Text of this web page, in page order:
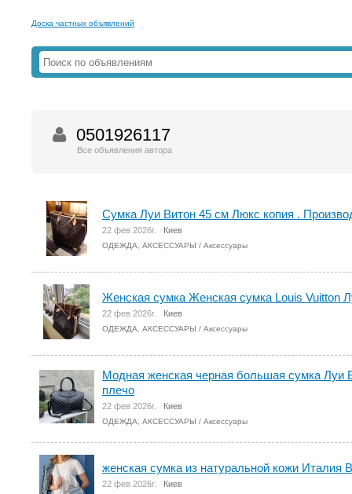
Доска частных объявлений
0501926117
Все объявления автора
Сумка Луи Витон 45 см Люкс копия .
22 фев 2026г. Киев
ОДЕЖДА, АКСЕССУАРЫ / Аксессуары
Женская сумка Женская сумка Louis Vuitton
22 фев 2026г. Киев
ОДЕЖДА, АКСЕССУАРЫ / Аксессуары
Модная женская черная большая сумка Луи
плечо
22 фев 2026г. Киев
ОДЕЖДА, АКСЕССУАРЫ / Аксессуары
женская сумка из натуральной кожи Италия
22 фев 2026г. Киев